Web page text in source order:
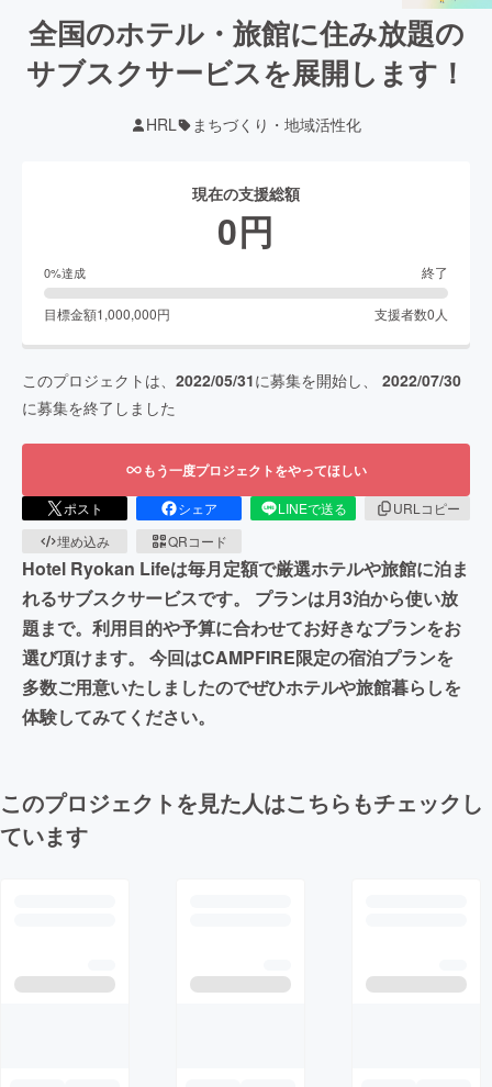
全国のホテル・旅館に住み放題の
サブスクサービスを展開します！
HRL まちづくり・地域活性化
現在の支援総額
0円
0%達成 終了
目標金額1,000,000円 支援者数0 人
このプロジェクトは、 2022/05/31に募集を開始し、 2022/07/30
に募集を終了しました
もう一度プロジェクトをやってほしい
ポスト シェア LINEで送る
URLコピー
埋め込み
QRコード
Hotel Ryokan Lifeは毎月定額で厳選ホテルや旅館に泊ま
れるサブスクサービスです。 プランは月3泊から使い放
題まで。利用目的や予算に合わせてお好きなプランをお
選び頂けます。 今回はCAMPFIRE限定の宿泊プランを
多数ご用意いたしましたのでぜひホテルや旅館暮らしを
体験してみてください。
このプロジェクトを見た人はこちらもチェックし
ています